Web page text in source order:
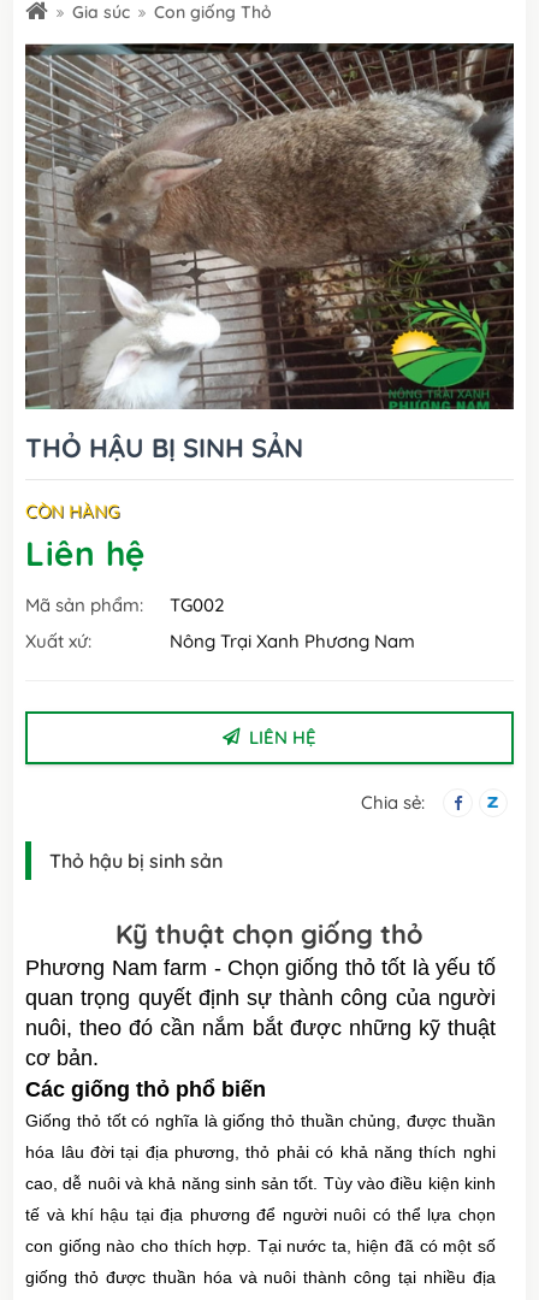
Gia súc Con giống Thỏ
THỎ HẬU BỊ SINH SẢN
CÒN HÀNG
Liên hệ
Mã sản phẩm:
TG002
Xuất xứ:
Nông Trại Xanh Phương Nam
LIÊN HỆ
Chia sẻ:
Thỏ hậu bị sinh sản
Kỹ thuật chọn giống thỏ
Phương Nam farm - Chọn giống thỏ tốt là yếu tố
quan trọng quyết định sự thành công của người
nuôi, theo đó cần nắm bắt được những kỹ thuật
cơ bản.
Các giống thỏ phổ biến
Giống thỏ tốt có nghĩa là giống thỏ thuần chủng, được thuần
hóa lâu đời tại địa phương, thỏ phải có khả năng thích nghi
cao, dễ nuôi và khả năng sinh sản tốt. Tùy vào điều kiện kinh
tế và khí hậu tại địa phương để người nuôi có thể lựa chọn
con giống nào cho thích hợp. Tại nước ta, hiện đã có một số
giống thỏ được thuần hóa và nuôi thành công tại nhiều địa